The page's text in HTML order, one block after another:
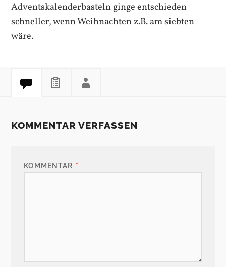
Adventskalenderbasteln ginge entschieden
schneller, wenn Weihnachten z.B. am siebten
wäre.
KOMMENTAR VERFASSEN
KOMMENTAR *